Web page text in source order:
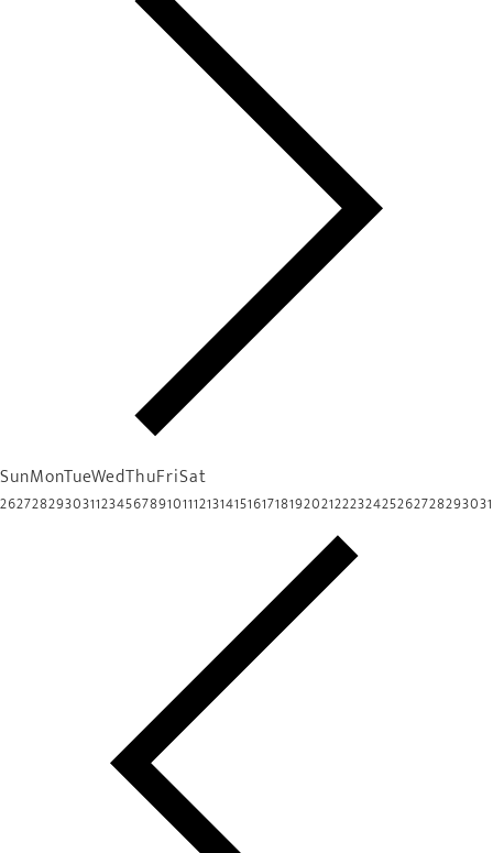
SunMonTueWedThuFriSat
26272829303112345678910111213141516171819202122232425262728293031